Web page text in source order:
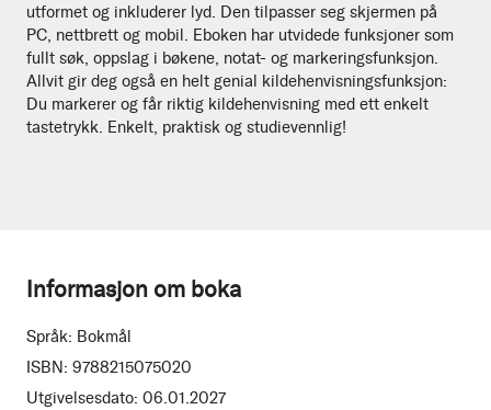
utformet og inkluderer lyd. Den tilpasser seg skjermen på
PC, nettbrett og mobil. Eboken har utvidede funksjoner som
fullt søk, oppslag i bøkene, notat- og markeringsfunksjon.
Allvit gir deg også en helt genial kildehenvisningsfunksjon:
Du markerer og får riktig kildehenvisning med ett enkelt
tastetrykk. Enkelt, praktisk og studievennlig!
Informasjon om boka
Språk: Bokmål
ISBN: 9788215075020
Utgivelsesdato: 06.01.2027